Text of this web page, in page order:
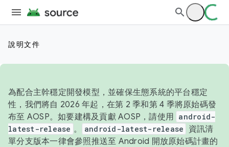
說明文件
為配合主幹穩定開發模型，並確保生態系統的平台穩定
性，我們將自 2026 年起，在第 2 季和第 4 季將原始碼發
布至 AOSP。如要建構及貢獻 AOSP，請使用 android-
latest-release 。 android-latest-release
資訊清
單分支版本一律會參照推送至 Android 開放原始碼計畫的